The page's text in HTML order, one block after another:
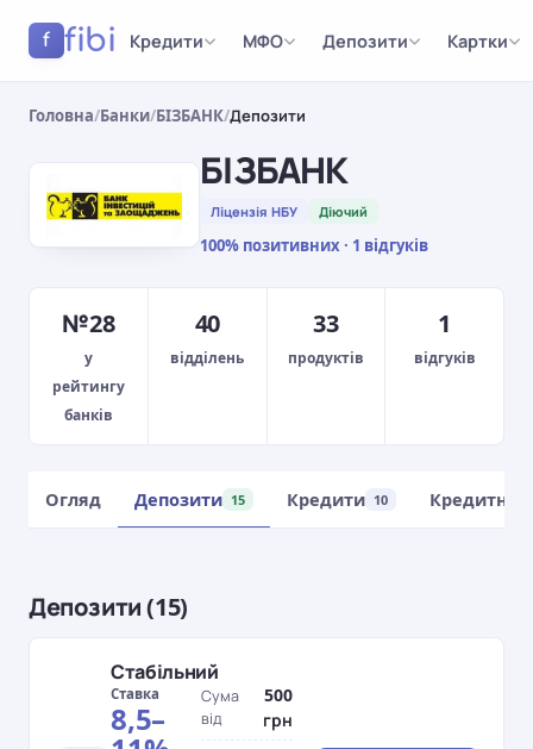
f fibi Кредити МФО Депозити Картки
Головна/Банки/БІЗБАНК/Депозити
БІЗБАНК
Ліцензія НБУ Діючий
100% позитивних · 1 відгуків
№28
у
рейтингу
банків
40
відділень
33
продуктів
1
відгуків
Огляд Депозити 15 Кредити 10 Кредитні
Депозити (15)
Стабільний
Ставка
8,5–
Сума
від
500
грн